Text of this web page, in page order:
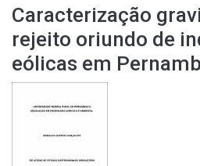
Caracterização
rejeito oriundo de
eólicas em